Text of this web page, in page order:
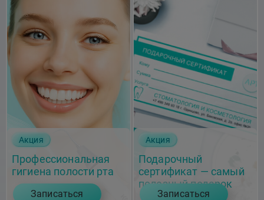
Акция
Профессиональная
гигиена полости рта
Записаться
Акция
Подарочный
сертификат — самый
полезный подарок
Записаться